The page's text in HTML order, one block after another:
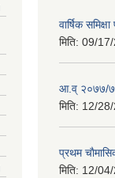
वार्षिक
मिति: 09/
आ.व् २०७७/
मिति: 12/
प्रथम
मिति: 12/